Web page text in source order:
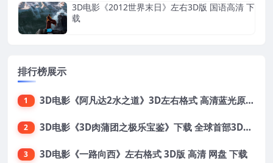
3D电影《2012世界末日》左右3D版 国语高清 下
载
排行榜展示
1 3D电影《阿凡达2水之道》3D左右格式 高清蓝光原盘 网盘下载 中文配音 4K3DVR电影
2 3D电影《3D肉蒲团之极乐宝鉴》下载 全球首部3D限制级电影 网盘下载
3 3D电影《一路向西》左右格式 3D版 高清 网盘 下载